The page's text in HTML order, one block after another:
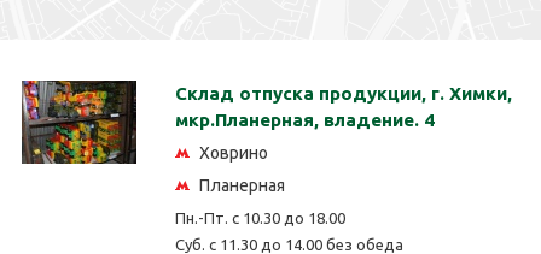
Склад отпуска продукции, г. Химки,
мкр.Планерная, владение. 4
Ховрино
Планерная
Пн.-Пт. с 10.30 до 18.00
Суб. с 11.30 до 14.00 без обеда